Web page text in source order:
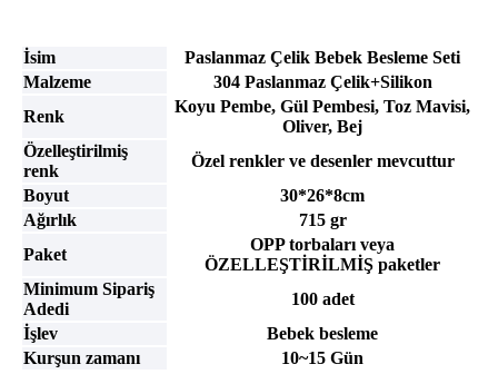
İsim
Paslanmaz Çelik Bebek Besleme Seti
Malzeme
304 Paslanmaz Çelik+Silikon
Renk
Koyu Pembe, Gül Pembesi, Toz Mavisi,
Oliver, Bej
Özelleştirilmiş
renk
Özel renkler ve desenler mevcuttur
Boyut
30*26*8cm
Ağırlık
715 gr
Paket
OPP torbaları veya
ÖZELLEŞTİRİLMİŞ paketler
Minimum Sipariş
Adedi
100 adet
İşlev
Bebek besleme
Kurşun zamanı
10~15 Gün